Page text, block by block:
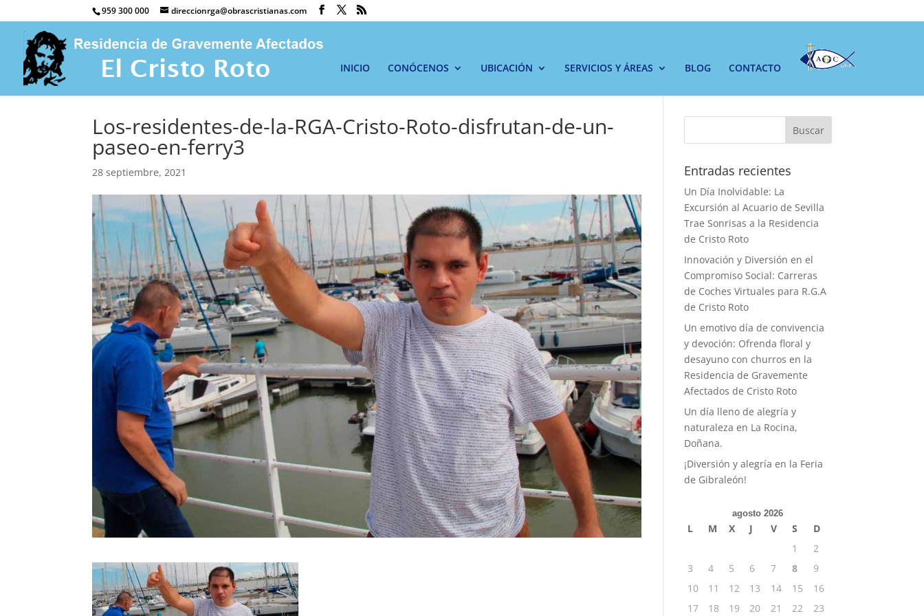
959 300 000 direccionrga@obrascristianas.com
INICIO CONÓCENOS UBICACIÓN SERVICIOS Y ÁREAS BLOG CONTACTO
Los-residentes-de-la-RGA-Cristo-Roto-disfrutan-de-un-
paseo-en-ferry3
28 septiembre, 2021
Buscar
Entradas recientes
Un Día Inolvidable: La
Excursión al Acuario de Sevilla
Trae Sonrisas a la Residencia
de Cristo Roto
Innovación y Diversión en el
Compromiso Social: Carreras
de Coches Virtuales para R.G.A
de Cristo Roto
Un emotivo día de convivencia
y devoción: Ofrenda floral y
desayuno con churros en la
Residencia de Gravemente
Afectados de Cristo Roto
Un día lleno de alegría y
naturaleza en La Rocina,
Doñana.
¡Diversión y alegría en la Feria
de Gibraleón!
agosto 2026
L M X J V S
D
1
2
3
4 5 6 7 8
9
10
11 12 13 14 15
16
17
18 19 20 21 22 23